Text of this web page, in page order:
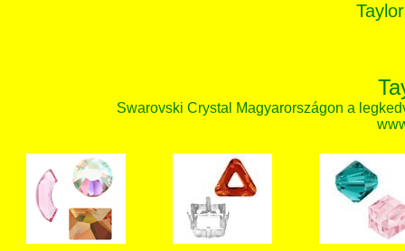
Swarovski Crystal Magyarországon a